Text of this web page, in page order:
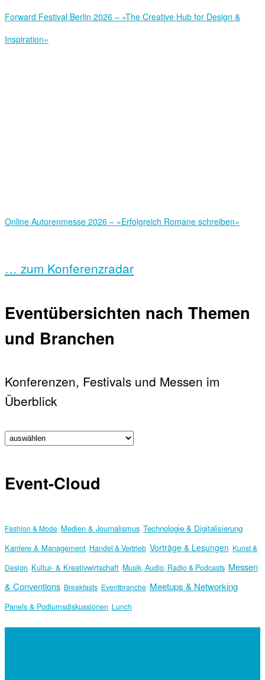
Forward Festival Berlin 2026 – »The Creative Hub for Design &
Inspiration«
Online Autorenmesse 2026 – »Erfolgreich Romane schreiben«
… zum Konferenzradar
Eventübersichten nach Themen
und Branchen
Konferenzen, Festivals und Messen im
Überblick
Event-Cloud
Fashion & Mode Medien & Journalismus Technologie & Digitalisierung
Karriere & Management Handel & Vertrieb Vorträge & Lesungen Kunst &
Design Kultur- & Kreativwirtschaft Musik, Audio, Radio & Podcasts Messen
& Conventions Breakfasts Eventbranche Meetups & Networking
Panels & Podiumsdiskussionen Lunch